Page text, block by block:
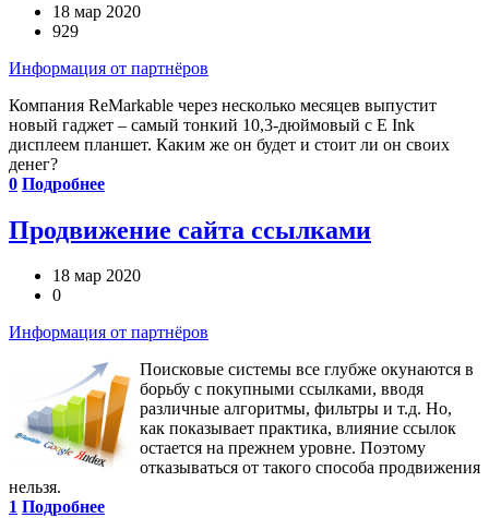
18 мар 2020
929
Информация от партнёров
Компания ReMarkable через несколько месяцев выпустит
новый гаджет – самый тонкий 10,3-дюймовый с E Ink
дисплеем планшет. Каким же он будет и стоит ли он своих
денег?
0 Подробнее
Продвижение сайта ссылками
18 мар 2020
0
Информация от партнёров
Поисковые системы все глубже окунаются в
борьбу с покупными ссылками, вводя
различные алгоритмы, фильтры и т.д. Но,
как показывает практика, влияние ссылок
остается на прежнем уровне. Поэтому
отказываться от такого способа продвижения
нельзя.
1 Подробнее